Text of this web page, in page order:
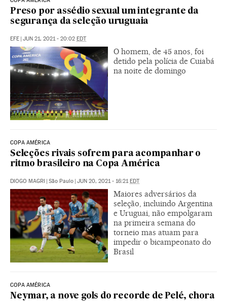
Preso por assédio sexual um integrante da
segurança da seleção uruguaia
EFE | JUN 21, 2021 - 20:02 EDT
O homem, de 45 anos, foi
detido pela polícia de Cuiabá
na noite de domingo
COPA AMÉRICA
Seleções rivais sofrem para acompanhar o
ritmo brasileiro na Copa América
DIOGO MAGRI | São Paulo | JUN 20, 2021 - 16:21EDT
Maiores adversários da
seleção, incluindo Argentina
e Uruguai, não empolgaram
na primeira semana do
torneio mas atuam para
impedir o bicampeonato do
Brasil
COPA AMÉRICA
Neymar, a nove gols do recorde de Pelé, chora